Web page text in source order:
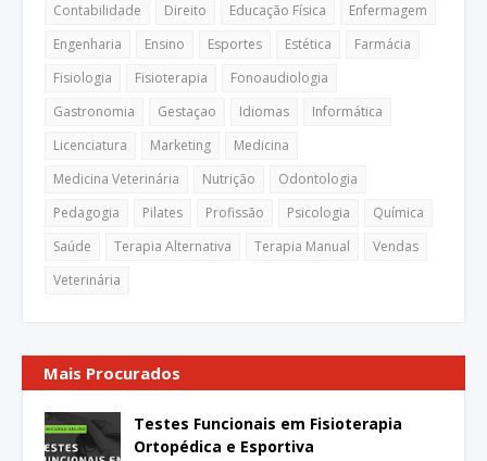
Contabilidade
Direito Educação Física
Enfermagem
Engenharia
Ensino Esportes Estética
Farmácia
Fisiologia
Fisioterapia
Fonoaudiologia
Gastronomia
Gestaçao Idiomas
Informática
Licenciatura
Marketing
Medicina
Medicina Veterinária
Nutrição
Odontologia
Pedagogia
Pilates Profissão Psicologia
Química
Saúde
Terapia Alternativa Terapia Manual
Vendas
Veterinária
Mais Procurados
Testes Funcionais em Fisioterapia
Ortopédica e Esportiva